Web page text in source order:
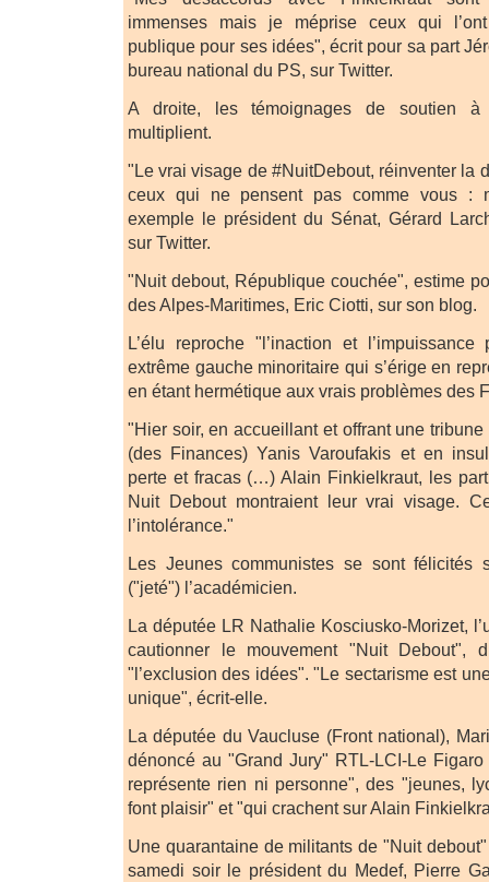
immenses mais je méprise ceux qui
publique pour ses idées", écrit pour sa part
bureau national du PS, sur Twitter.
A droite, les témoignages de soutien à
multiplient.
"Le vrai visage de #NuitDebout, réinventer la
ceux qui ne pensent pas comme vous :
exemple le président du Sénat, Gérard
sur Twitter.
"Nuit debout, République couchée", estime
des Alpes-Maritimes, Eric Ciotti, sur son blog.
L’élu reproche "l’inaction et
extrême gauche minoritaire qui s’érige en
en étant hermétique aux vrais problèmes des
"Hier soir, en accueillant et offrant une tribune
(des Finances) Yanis Varoufakis et en
perte et fracas (…) Alain Finkielkraut, les
Nuit Debout montraient leur vrai visage.
l’intolérance."
Les Jeunes communistes se sont félicités
("jeté") l’académicien.
La députée LR Nathalie Kosciusko-Morizet,
cautionner le mouvement "Nuit Debout",
"l’exclusion des idées". "Le sectarisme est
unique", écrit-elle.
La députée du Vaucluse (Front national),
dénoncé au "Grand Jury" RTL-LCI-Le
représente rien ni personne", des "jeunes,
font plaisir" et "qui crachent sur Alain
Une quarantaine de militants de "Nuit
samedi soir le président du Medef, Pierre